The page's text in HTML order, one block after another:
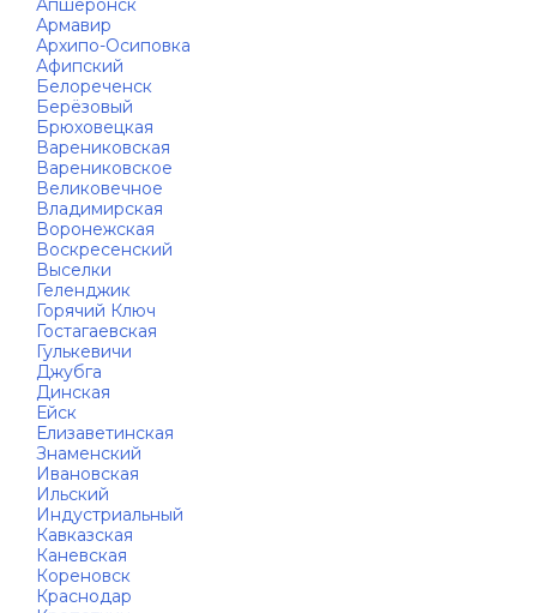
Апшеронск
Армавир
Архипо-Осиповка
Афипский
Белореченск
Берёзовый
Брюховецкая
Варениковская
Варениковское
Великовечное
Владимирская
Воронежская
Воскресенский
Выселки
Геленджик
Горячий Ключ
Гостагаевская
Гулькевичи
Джубга
Динская
Ейск
Елизаветинская
Знаменский
Ивановская
Ильский
Индустриальный
Кавказская
Каневская
Кореновск
Краснодар